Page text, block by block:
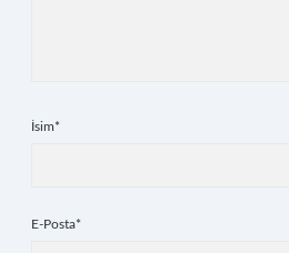
İsim*
E-Posta*